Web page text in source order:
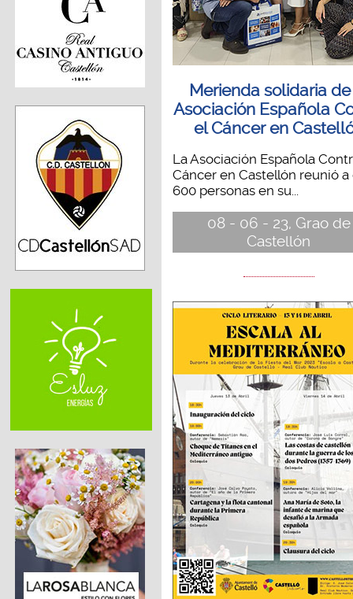
Merienda solidaria
Asociación Española
el Cáncer en
La Asociación Española
Cáncer en Castellón reunió a
600 personas en su...
08 - 06 - 23, Grao de
Castellón